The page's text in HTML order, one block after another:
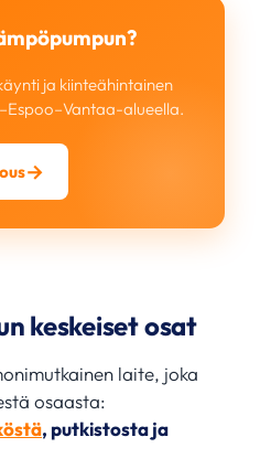
ja kiinteähintainen
alueella.
keskeiset osat
laite, joka
osaasta:
, putkistosta ja